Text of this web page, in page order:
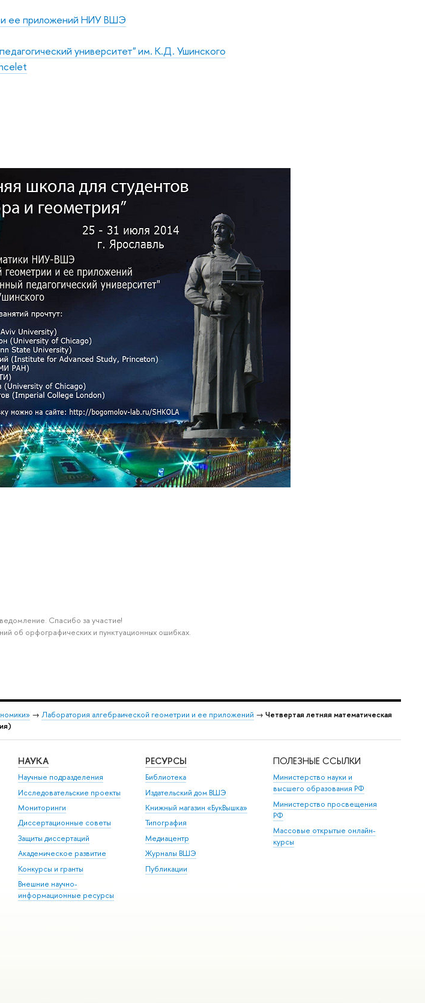
и ее приложений НИУ ВШЭ
университет" им. К.Д. Ушинского
Спасибо за участие!
об орфографических и пунктуационных ошибках.
→ Лаборатория алгебраической геометрии и ее приложений → Четвертая летняя математическая
НАУКА
Научные подразделения
Исследовательские проекты
Мониторинги
Диссертационные советы
Защиты диссертаций
Академическое развитие
Конкурсы и гранты
Внешние научно-
информационные ресурсы
РЕСУРСЫ
Библиотека
Издательский дом ВШЭ
Книжный магазин «БукВышка»
Типография
Медиацентр
Журналы ВШЭ
Публикации
ПОЛЕЗНЫЕ ССЫЛКИ
Министерство науки и
высшего образования РФ
Министерство просвещения
РФ
Массовые открытые онлайн-
курсы